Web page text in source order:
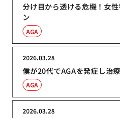
分け目から透ける危機！女
ン
AGA
僕が20代でAGAを発症し治
2026.03.28
AGA
2026.03.28